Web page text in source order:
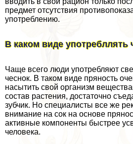
предмет отсутствия
употрeблению.
В каком виде употрeбллять
Чаще всего люди употрeбляют
чеснок. В таком виде пряность
насытить свой организм
состав растения, достаточно
зубчик. Но специалисты все же
внимание на сок на основе
активные компоненты быстрее
человека.